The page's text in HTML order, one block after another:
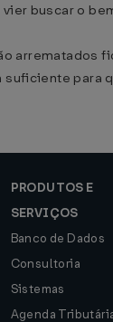
buscar o
arrematados
para
PRODUTOS E
SERVIÇOS
Banco de Dados
Consultoria
Sistemas
Agenda